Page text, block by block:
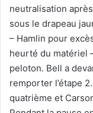
neutralisation
sous le drapeau
– Hamlin pour
heurté du matériel
peloton. Bell a
remporter l’étape
quatrième et